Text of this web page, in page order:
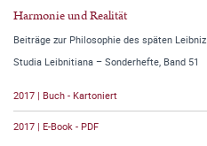
Harmonie und Realität
Beiträge zur Philosophie des späten Leibniz
Studia Leibnitiana – Sonderhefte, Band 51
2017 | Buch - Kartoniert
2017 | E-Book - PDF